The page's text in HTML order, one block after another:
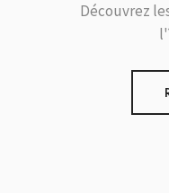
Découvrez